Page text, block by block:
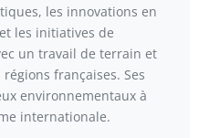
les innovations en
les initiatives de
un travail de terrain et
françaises. Ses
environnementaux à
internationale.